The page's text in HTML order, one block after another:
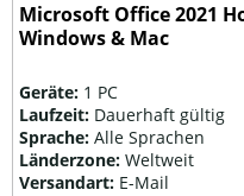
Microsoft Office 2021
Windows & Mac
Geräte: 1 PC
Laufzeit: Dauerhaft gültig
Sprache:Alle Sprachen
Länderzone:Weltweit
Versandart: E-Mail